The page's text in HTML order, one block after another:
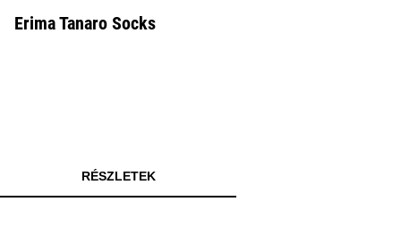
Erima Tanaro Socks
RÉSZLETEK